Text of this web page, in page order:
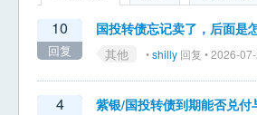
10
回复
国投转债忘记卖了，后面是
其他 •shilly 回复 • 2026-
4 紫银/国投转债到期能否兑付